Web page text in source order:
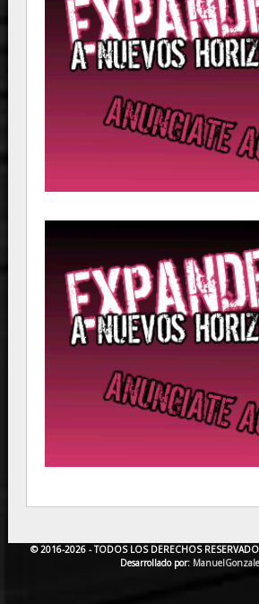
© 2016-2026 - TODOS LOS DERECHOS
Desarrollado por: